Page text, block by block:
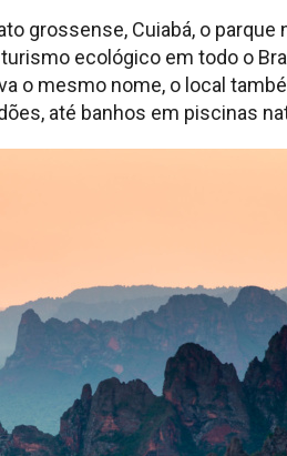
grossense, Cuiabá, o parque
ecológico em todo o
o mesmo nome, o local
até banhos em piscinas